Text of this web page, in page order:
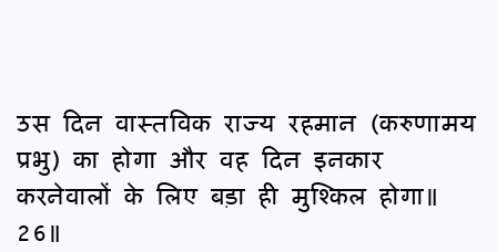
उस दिन वास्तविक राज्य रहमान (करुणामय
प्रभु) का होगा और वह दिन इनकार
करनेवालों के लिए बड़ा ही मुश्किल होगा॥
26॥